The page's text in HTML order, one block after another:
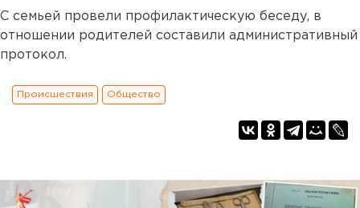
С семьей провели профилактическую беседу, в
отношении родителей составили административный
протокол.
Происшествия Общество